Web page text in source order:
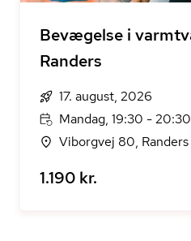
Bevægelse i
Randers
17. august, 2026
Mandag, 19:30 - 20:30
Viborgvej 80,
1.190 kr.